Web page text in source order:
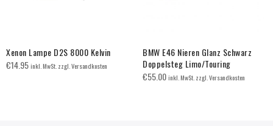
Xenon Lampe D2S 8000 Kelvin
€14.95inkl. MwSt. zzgl. Versandkosten
BMW E46 Nieren Glanz Schwarz
Doppelsteg Limo/Touring
€55.00inkl. MwSt. zzgl. Versandkosten